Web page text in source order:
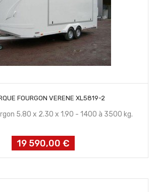
FOURGON VERENE XL5819-2
5.80 x 2.30 x 1.90 - 1400 à 3500 kg.
Prix
19 590,00 €